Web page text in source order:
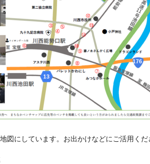
図にしています。お出かけなどにご活用くだ